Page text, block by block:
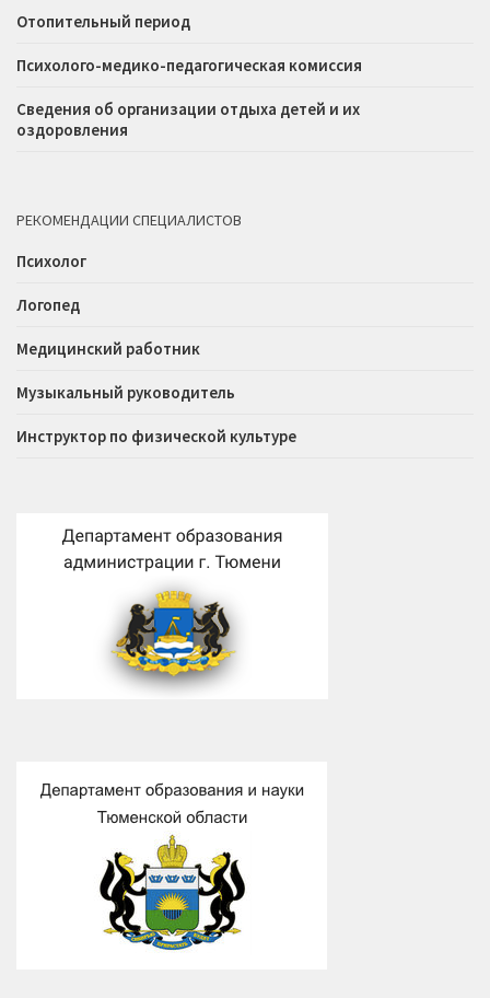
Отопительный период
Психолого-медико-педагогическая комиссия
Сведения об организации отдыха детей и их
оздоровления
РЕКОМЕНДАЦИИ СПЕЦИАЛИСТОВ
Психолог
Логопед
Медицинский работник
Музыкальный руководитель
Инструктор по физической культуре